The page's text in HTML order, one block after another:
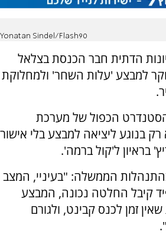
Yonatan Sindel/Flash90
הדתית חבר הכנסת בצלאל
למבצע 'עלות השחר' ולמחלוקת
הכפול של מערכת
בנוגע ליציאה למבצע בלי אישור
בראיון ל'קול ברמה'.
הממשלה: "בעיניי, המצב
קיבל החלטה נכונה, המבצע
זמן לכנס קבינט, ולגורם